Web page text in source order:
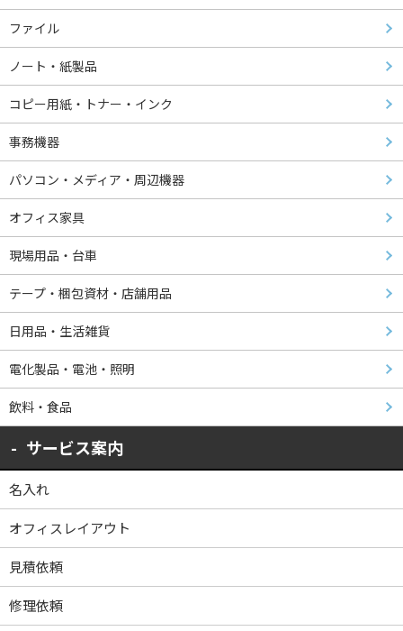
ファイル
ノート・紙製品
コピー用紙・トナー・インク
事務機器
パソコン・メディア・周辺機器
オフィス家具
現場用品・台車
テープ・梱包資材・店舗用品
日用品・生活雑貨
電化製品・電池・照明
飲料・食品
サービス案内
名入れ
オフィスレイアウト
見積依頼
修理依頼